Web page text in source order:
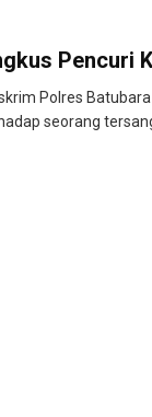
Pencuri
Polres
seorang